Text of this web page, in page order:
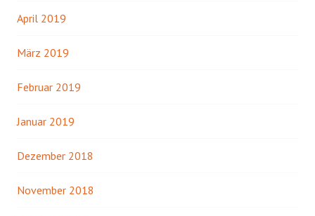
April 2019
März 2019
Februar 2019
Januar 2019
Dezember 2018
November 2018